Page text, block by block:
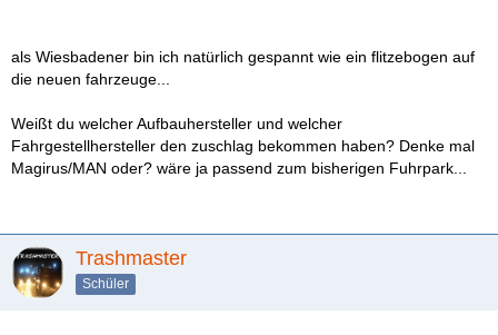
als Wiesbadener bin ich natürlich gespannt wie ein flitzebogen auf
die neuen fahrzeuge...
Weißt du welcher Aufbauhersteller und welcher
Fahrgestellhersteller den zuschlag bekommen haben? Denke mal
Magirus/MAN oder? wäre ja passend zum bisherigen Fuhrpark...
Trashmaster
Schüler